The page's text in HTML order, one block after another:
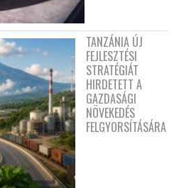
TANZÁNIA ÚJ
FEJLESZTÉSI
STRATÉGIÁT
HIRDETETT A
GAZDASÁGI
NÖVEKEDÉS
FELGYORSÍTÁSÁRA